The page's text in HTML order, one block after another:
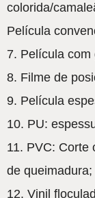
colorida/
Película
7. Película com
8. Filme de
9. Película
10. PU:
11. PVC: Corte
de queimadura;
12. Vinil